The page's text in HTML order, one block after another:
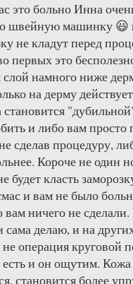
это больно Инна
швейную машинку 😃
не кладут перед
первых это
слой намного ниже
на дерму
и либо вам просто
сделав процедуру,
Короче не один
будет класть
и вам не было
вам ничего не
сама делаю, и на
операция круговой
есть и он ощутим. Кожа
становится более